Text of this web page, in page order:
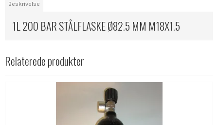
Beskrivelse
1L 200 BAR STÅLFLASKE Ø82.5 MM M18X1.5
Relaterede produkter